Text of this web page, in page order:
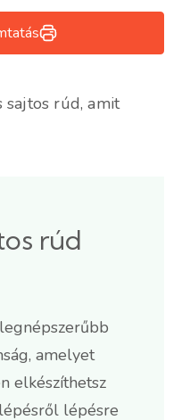
rúd, amit
rúd
amelyet
elkészíthetsz
lépésre